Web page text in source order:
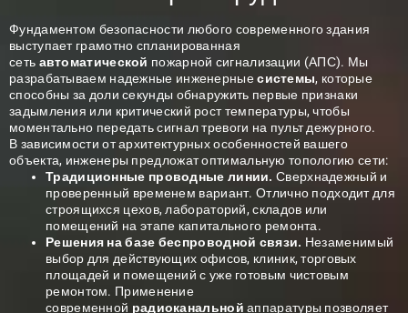
Фундаментом безопасности любого современного здания
выступает грамотно спланированная
сеть автоматической пожарной сигнализации (АПС). Мы
разрабатываем надежные инженерныесистемы, которые
способны за доли секунды обнаружить первые признаки
задымления или критический рост температуры, чтобы
моментально передать сигнал тревоги на пульт дежурного.
В зависимости от архитектурных особенностей вашего
объекта, инженеры предложат оптимальную топологию сети:
Традиционные проводные линии. Сверхнадежный и
проверенный временем вариант. Отлично подходит для
строящихся цехов, лабораторий, складов или
помещений на этапе капитального ремонта.
Решения на базе беспроводной связи. Незаменимый
выбор для действующих офисов, клиник, торговых
площадей и помещений с уже готовым чистовым
ремонтом. Применение
современной радиоканальной аппаратуры позволяет